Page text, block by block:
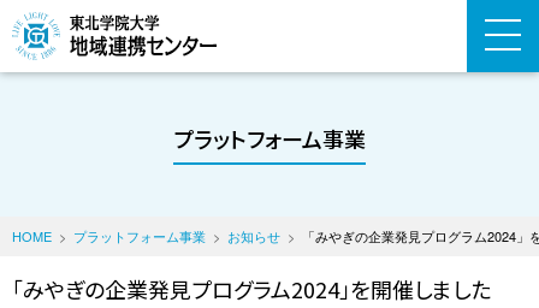
プラットフォーム事業
HOME プラットフォーム事業 お知らせ 「みやぎの企業発見プログラム2024」
「みやぎの企業発見プログラム2024」を開催しました